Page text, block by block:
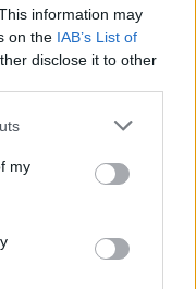
information may
on the IAB’s List of
disclose it to other
my
475 6000 +361
tárgyak, ékszerek,
Hagyatékok és
Árveréseinkre